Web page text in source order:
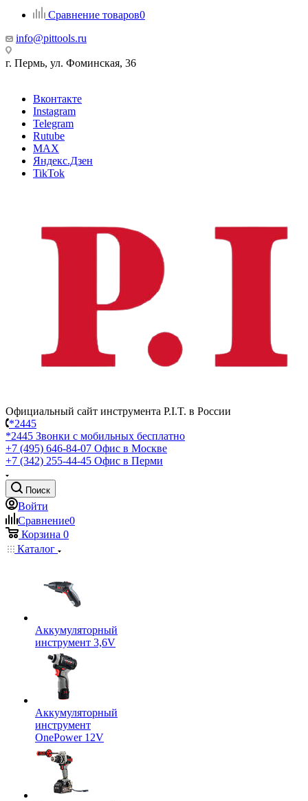
Сравнение товаров0
info@pittools.ru
г. Пермь, ул. Фоминская, 36
Вконтакте
Instagram
Telegram
Rutube
MAX
Яндекс.Дзен
TikTok
Официальный сайт инструмента P.I.T. в России
*2445
*2445 Звонки с мобильных бесплатно
+7 (495) 646-84-07 Офис в Москве
+7 (342) 255-44-45 Офис в Перми
Поиск
Войти
Сравнение0
Корзина 0
Каталог
Аккумуляторный
инструмент 3,6V
Аккумуляторный
инструмент
OnePower 12V